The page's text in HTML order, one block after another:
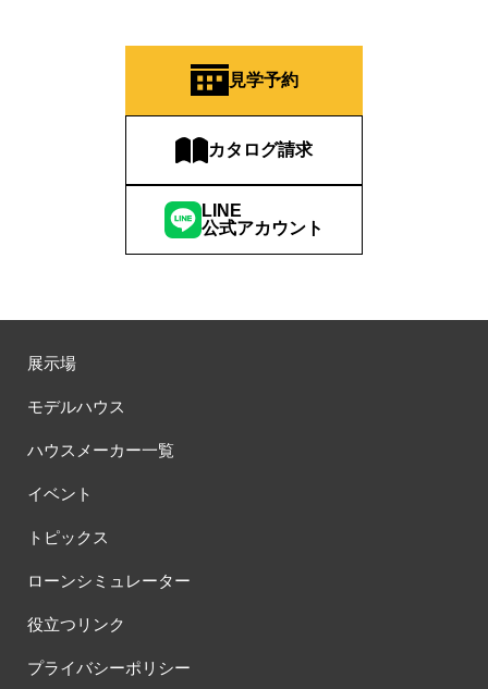
見学予約
カタログ請求
LINE
公式アカウント
展示場
モデルハウス
ハウスメーカー一覧
イベント
トピックス
ローンシミュレーター
役立つリンク
プライバシーポリシー